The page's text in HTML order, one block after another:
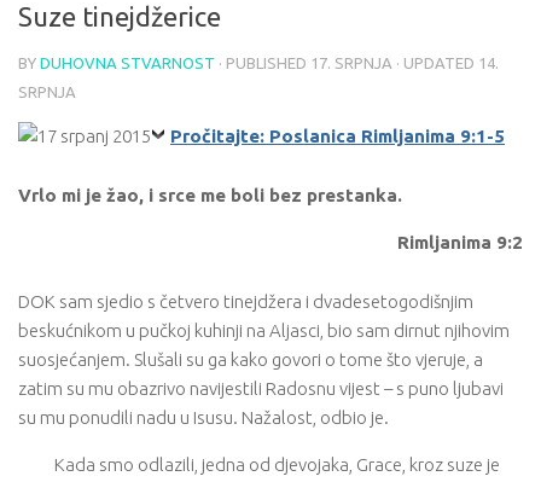
Suze tinejdžerice
BY DUHOVNA STVARNOST · PUBLISHED 17. SRPNJA · UPDATED 14.
SRPNJA
Pročitajte: Poslanica Rimljanima 9:1-5
Vrlo mi je žao, i srce me boli bez prestanka.
Rimljanima 9:2
DOK sam sjedio s četvero tinejdžera i dvadesetogodišnjim
beskućnikom u pučkoj kuhinji na Aljasci, bio sam dirnut njihovim
suosjećanjem. Slušali su ga kako govori o tome što vjeruje, a
zatim su mu obazrivo navijestili Radosnu vijest – s puno ljubavi
su mu ponudili nadu u Isusu. Nažalost, odbio je.
Kada smo odlazili, jedna od djevojaka, Grace, kroz suze je